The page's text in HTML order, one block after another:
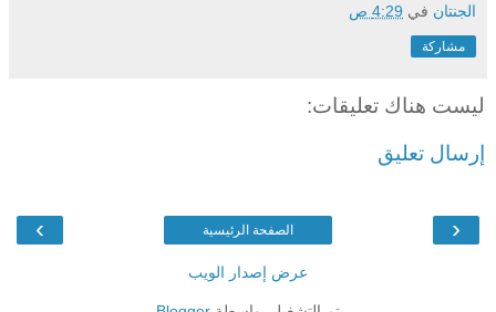
الجنتان في 4:29 ص
مشاركة
ليست هناك تعليقات:
إرسال تعليق
‹
› الصفحة الرئيسية
عرض إصدار الويب